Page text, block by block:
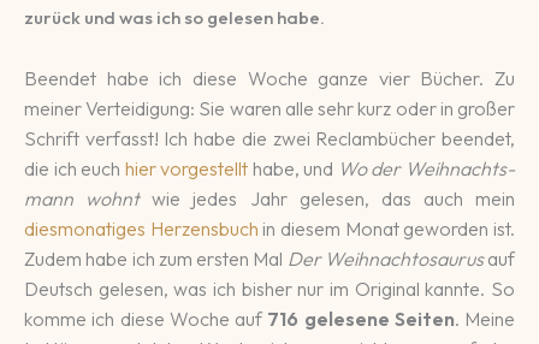
zu­rück und was ich so ge­le­sen habe.
Beendet habe ich diese Woche ganze vier Bücher. Zu
meiner Ver­tei­di­gung: Sie wa­ren alle sehr kurz oder in gro­ßer
Schrift ver­fasst! Ich habe die zwei Re­clam­bü­cher be­endet,
die ich euch hier vor­ge­stellt habe, und Wo der Weih­nachts­
mann wohntwie jedes Jahr ge­le­sen, das auch mein
diesmonatiges Herzensbuch in die­sem Mo­nat ge­wor­den ist.
Zu­dem habe ich zum ersten Mal Der Weih­nachto­saurusauf
Deutsch ge­le­sen, was ich bisher nur im Ori­gi­nal kannte. So
komme ich diese Woche auf 716 ge­le­sene Seiten. Meine